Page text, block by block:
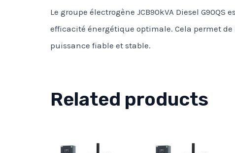
Le groupe électrogène JCB90kVA Diesel
efficacité énergétique optimale. Cela permet
puissance fiable et stable.
Related products